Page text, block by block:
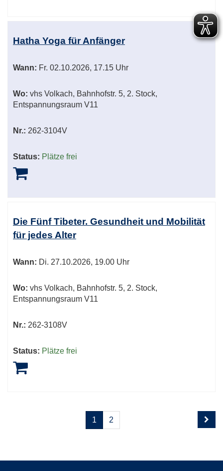
Hatha Yoga für Anfänger
Wann: Fr. 02.10.2026, 17.15 Uhr
Wo: vhs Volkach, Bahnhofstr. 5, 2. Stock,
Entspannungsraum V11
Nr.: 262-3104V
Status: Plätze frei
Die Fünf Tibeter. Gesundheit und Mobilität
für jedes Alter
Wann: Di. 27.10.2026, 19.00 Uhr
Wo: vhs Volkach, Bahnhofstr. 5, 2. Stock,
Entspannungsraum V11
Nr.: 262-3108V
Status: Plätze frei
Seiten
blättern
1 2